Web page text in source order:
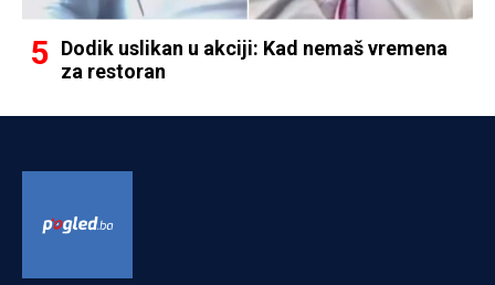
Dodik uslikan u akciji: Kad nemaš vremena
za restoran